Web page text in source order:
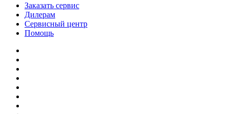
Заказать сервис
Дилерам
Сервисный центр
Помощь